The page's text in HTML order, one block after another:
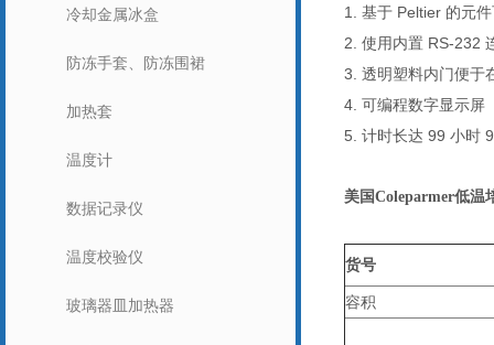
冷却金属冰盒
防冻手套、防冻围裙
加热套
温度计
数据记录仪
温度校验仪
玻璃器皿加热器
1. 基于 Peltier 的元
2. 使用内置 RS-232
3. 透明塑料内门便于
4. 可编程数字显示屏
5. 计时长达 99 小时
美国Coleparmer低温
货号
容积